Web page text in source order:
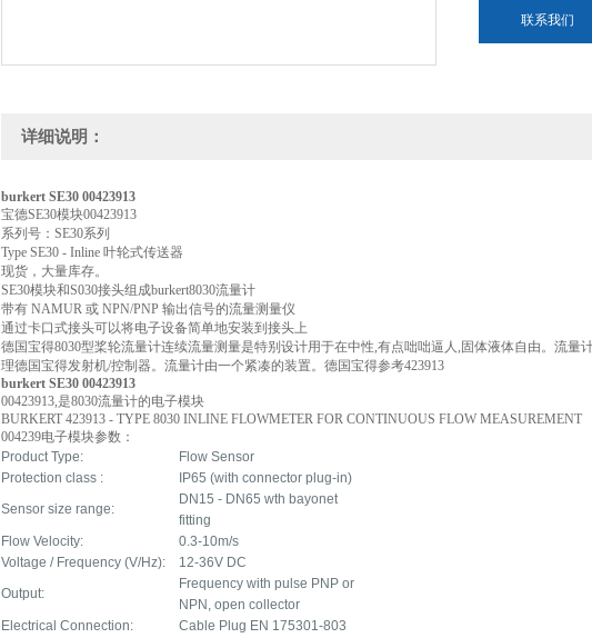
联系我们
详细说明：
burkert SE30 00423913
宝德SE30模块00423913
系列号：SE30系列
Type SE30 - Inline 叶轮式传送器
现货，大量库存。
SE30模块和S030接头组成burkert8030流量计
带有 NAMUR 或 NPN/PNP 输出信号的流量测量仪
通过卡口式接头可以将电子设备简单地安装到接头上
德国宝得8030型桨轮流量计连续流量测量是特别设计用于在中性,有点咄咄逼人,固体液体自由。流量
理德国宝得发射机/控制器。流量计由一个紧凑的装置。德国宝得参考423913
burkert SE30 00423913
00423913,是8030流量计的电子模块
BURKERT 423913 - TYPE 8030 INLINE FLOWMETER FOR CONTINUOUS FLOW MEASUREMENT
004239电子模块参数：
Product Type:
Flow Sensor
Protection class :
IP65 (with connector plug-in)
Sensor size range:
DN15 - DN65 wth bayonet
fitting
Flow Velocity:
0.3-10m/s
Voltage / Frequency (V/Hz):
12-36V DC
Output:
Frequency with pulse PNP or
NPN, open collector
Electrical Connection:
Cable Plug EN 175301-803